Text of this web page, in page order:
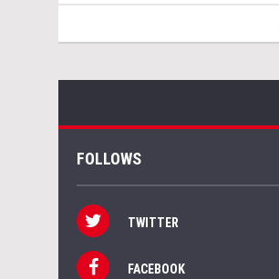
FOLLOWS
TWITTER
FACEBOOK